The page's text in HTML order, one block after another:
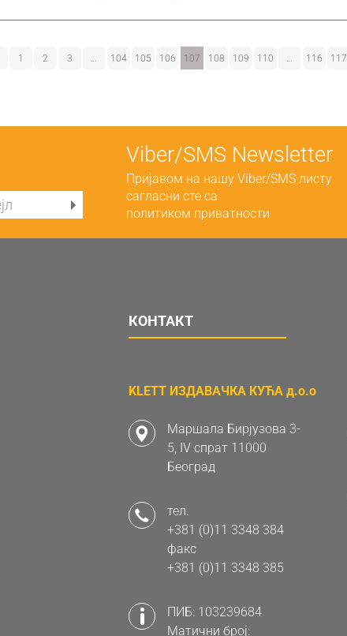
1 2 3 … 104 105 106 107 108 109 110 … 116 117
Viber/SMS Newsletter
Пријавом на нашу Viber/SMS листу
сагласни сте са
политиком приватности
КОНТАКТ
KLETT ИЗДАВАЧКА КУЋА д.о.о
Маршала Бирјузова 3-
5, IV спрат 11000
Београд
тел.
+381 (0)11 3348 384
факс
+381 (0)11 3348 385
ПИБ: 103239684
Матични број: